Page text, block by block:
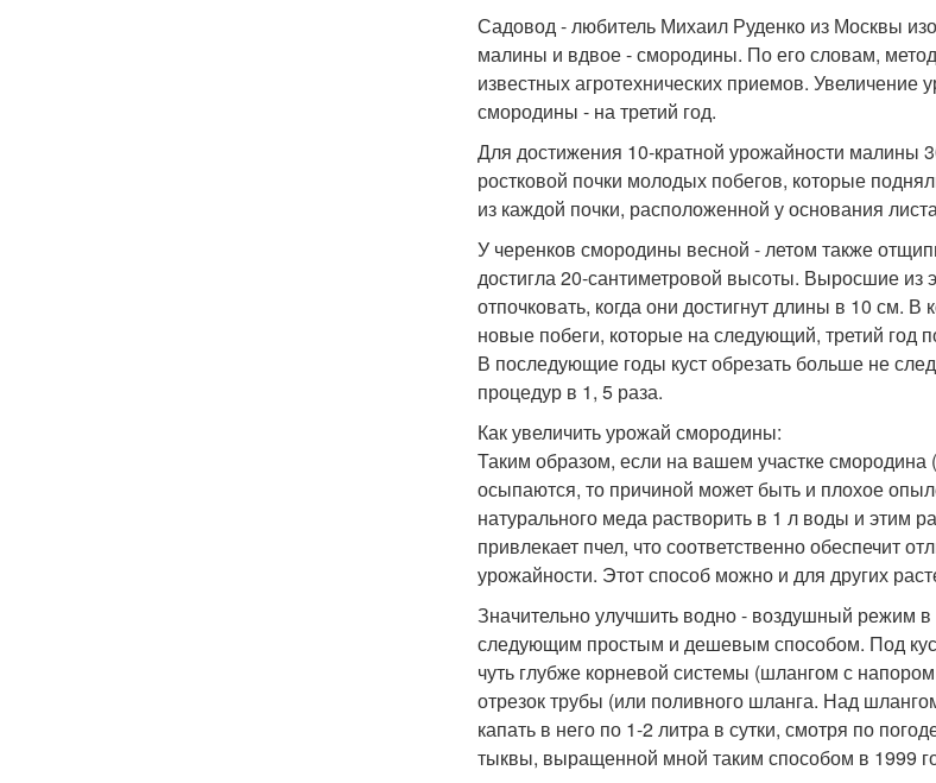
Садовод - любитель Михаил Руденко из Москвы
малины и вдвое - смородины. По его словам,
известных агротехнических приемов. Увеличение
смородины - на третий год.
Для достижения 10-кратной урожайности малины
ростковой почки молодых побегов, которые
из каждой почки, расположенной у основания
У черенков смородины весной - летом также
достигла 20-сантиметровой высоты. Выросшие из
отпочковать, когда они достигнут длины в 10 см. В
новые побеги, которые на следующий, третий год
В последующие годы куст обрезать больше не
процедур в 1, 5 раза.
Как увеличить урожай смородины:
Таким образом, если на вашем участке смородина
осыпаются, то причиной может быть и плохое
натурального меда растворить в 1 л воды и этим
привлекает пчел, что соответственно обеспечит
урожайности. Этот способ можно и для других
Значительно улучшить водно - воздушный режим
следующим простым и дешевым способом. Под
чуть глубже корневой системы (шлангом с
отрезок трубы (или поливного шланга. Над
капать в него по 1-2 литра в сутки, смотря по
тыквы, выращенной мной таким способом в 1999